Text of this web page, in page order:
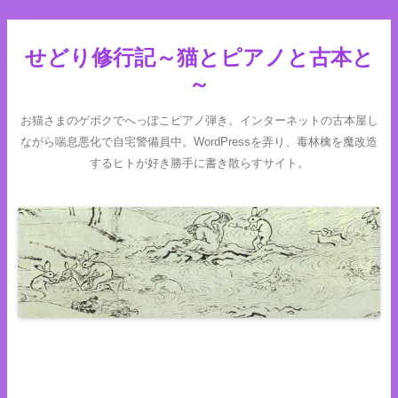
せどり修行記～猫とピアノと古本と
～
お猫さまのゲボクでへっぽこピアノ弾き。インターネットの古本屋し
ながら喘息悪化で自宅警備員中。WordPressを弄り、毒林檎を魔改造
するヒトが好き勝手に書き散らすサイト。